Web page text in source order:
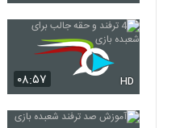
۰۸:۵۷ HD